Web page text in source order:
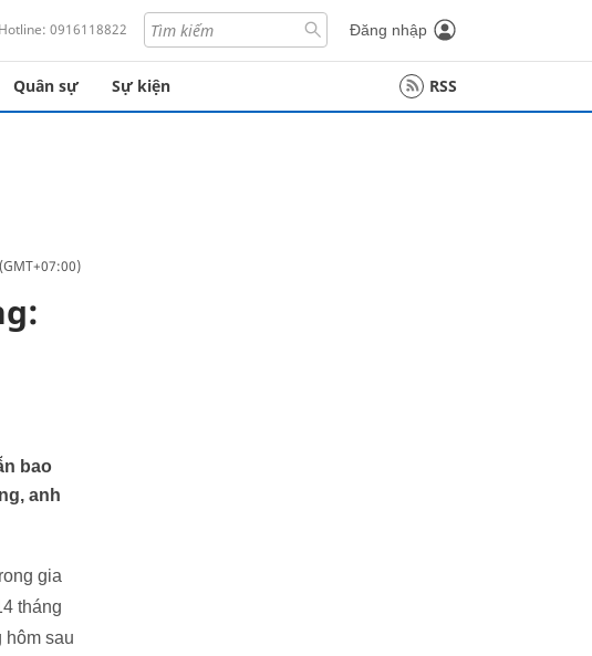
Hotline: 0916118822 Đăng nhập
Quân sự Sự kiện RSS
bao
anh
gia
tháng
hôm sau